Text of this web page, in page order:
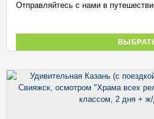
Отправляйтесь с нами в